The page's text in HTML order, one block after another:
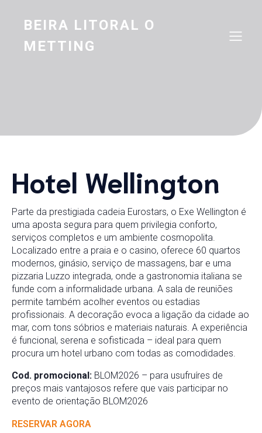
BEIRA LITORAL O
METTING
Hotel Wellington
Parte da prestigiada cadeia Eurostars, o Exe Wellington é
uma aposta segura para quem privilegia conforto,
serviços completos e um ambiente cosmopolita.
Localizado entre a praia e o casino, oferece 60 quartos
modernos, ginásio, serviço de massagens, bar e uma
pizzaria Luzzo integrada, onde a gastronomia italiana se
funde com a informalidade urbana. A sala de reuniões
permite também acolher eventos ou estadias
profissionais. A decoração evoca a ligação da cidade ao
mar, com tons sóbrios e materiais naturais. A experiência
é funcional, serena e sofisticada – ideal para quem
procura um hotel urbano com todas as comodidades.
Cod. promocional: BLOM2026 – para usufruíres de
preços mais vantajosos refere que vais participar no
evento de orientação BLOM2026
RESERVAR AGORA